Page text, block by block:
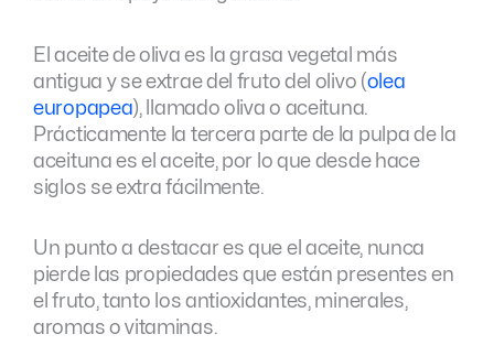
El aceite de oliva es la grasa vegetal más
antigua y se extrae del fruto del olivo (olea
europapea), llamado oliva o aceituna.
Prácticamente la tercera parte de la pulpa de la
aceituna es el aceite, por lo que desde hace
siglos se extra fácilmente.
Un punto a destacar es que el aceite, nunca
pierde las propiedades que están presentes en
el fruto, tanto los antioxidantes, minerales,
aromas o vitaminas.